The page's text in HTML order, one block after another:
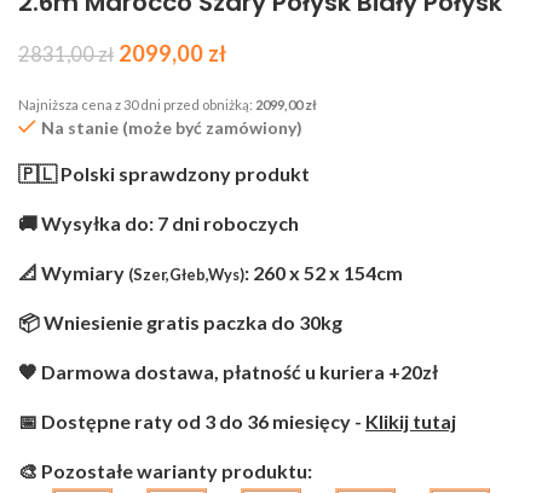
2831,00zł 2099,00 zł
Najniższa cena z 30 dni przed obniżką: 2099,00zł
Na stanie (może być zamówiony)
🇵🇱 Polski sprawdzony produkt
🚚 Wysyłka do: 7 dni roboczych
📐 Wymiary (Szer,Głeb,Wys): 260 x 52 x 154cm
📦 Wniesienie gratis paczka do 30kg
🧡 Darmowa dostawa, płatność u kuriera +20zł
📅 Dostępne raty od 3 do 36 miesięcy - Klikij tutaj
🎨 Pozostałe warianty produktu: